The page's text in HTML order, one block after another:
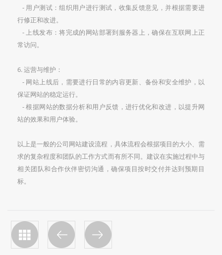
- 用户测试：组织用户进行测试，收集反馈意见，并根据需要进
行修正和改进。
- 上线发布：将完成的网站部署到服务器上，确保在互联网上正
常访问。
6. 运营与维护：
- 网站上线后，需要进行日常的内容更新、备份和安全维护，以
保证网站的稳定运行。
- 根据网站的数据分析和用户反馈，进行优化和改进，以提升网
站的效果和用户体验。
以上是一般的公司网站建设流程，具体流程会根据项目的大小、需
求的复杂程度和团队的工作方式而有所不同。建议在实施过程中与
相关团队和合作伙伴密切沟通，确保项目按时交付并达到预期目
标。